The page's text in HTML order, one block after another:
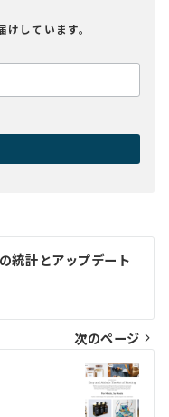
しています。
統計とアップデート
次のページ